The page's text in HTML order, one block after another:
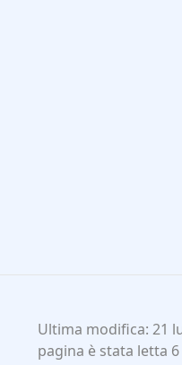
Ultima modifica: 21
pagina è stata letta